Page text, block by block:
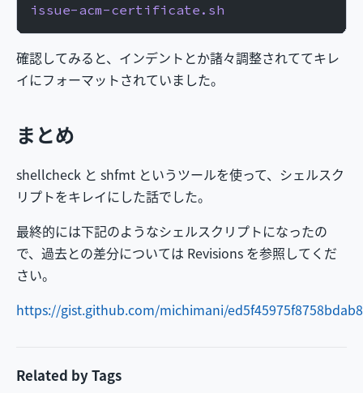
issue-acm-certificate.sh
確認してみると、インデントとか諸々調整されててキレ
イにフォーマットされていました。
まとめ
shellcheck と shfmt というツールを使って、シェルスク
リプトをキレイにした話でした。
最終的には下記のようなシェルスクリプトになったの
で、過去との差分については Revisions を参照してくだ
さい。
https://gist.github.com/michimani/
Related by Tags